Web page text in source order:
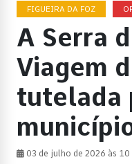
FIGUEIRA DA FOZ
A Serra
Viagem
tutelada
03 de julho de 2026 às 10